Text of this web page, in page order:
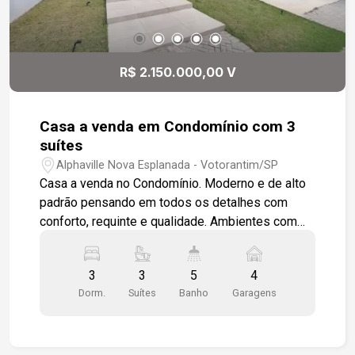
R$ 2.150.000,00 V
Casa a venda em Condomínio com 3
suítes
Alphaville Nova Esplanada - Votorantim/SP
Casa a venda no Condomínio. Moderno e de alto
padrão pensando em todos os detalhes com
conforto, requinte e qualidade. Ambientes com
máster com closet e privacidade, piso em
vinílico, cozinha independente, área gourmet,
3
Dorm.
3
Suítes
5
Banho
4
Garagens